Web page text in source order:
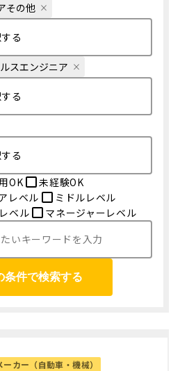
その他
る
スエンジニア
る
る
OK
未経験OK
レベル
ミドルレベル
ベル
マネージャーレベル
条件で検索する
ーカー（自動車・機械）